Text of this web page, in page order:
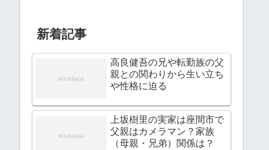
新着記事
高良健吾の兄や転勤族の父
親との関わりから生い立ち
や性格に迫る
上坂樹里の実家は座間市で
父親はカメラマン？家族
（母親・兄弟）関係は？